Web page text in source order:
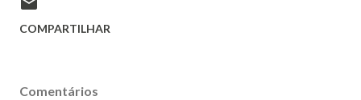
COMPARTILHAR
Comentários